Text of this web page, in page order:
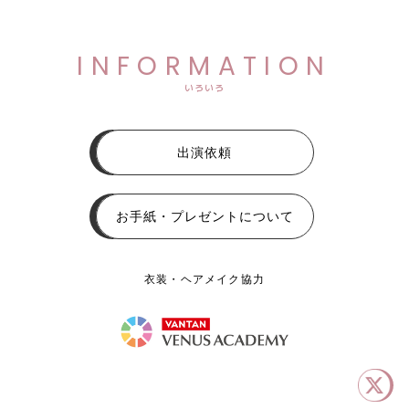
INFORMATION
いろいろ
出演依頼
お手紙・プレゼントについて
衣装・ヘアメイク協力